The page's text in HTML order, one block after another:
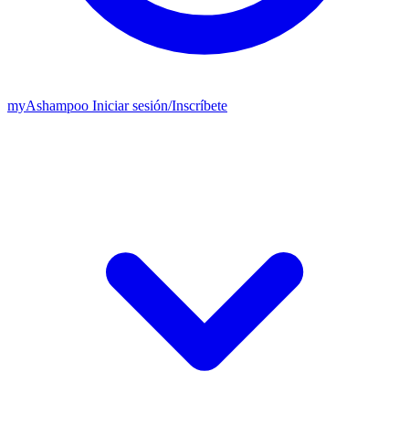
myAshampoo Iniciar sesión/Inscríbete